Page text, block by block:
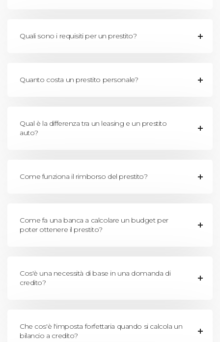
Quali sono i requisiti per un prestito?
Quanto costa un prestito personale?
Qual è la differenza tra un leasing e un prestito
auto?
Come funziona il rimborso del prestito?
Come fa una banca a calcolare un budget per
poter ottenere il prestito?
Cos'è una necessità di base in una domanda di
credito?
Che cos'è l'imposta forfettaria quando si calcola un
bilancio a credito?